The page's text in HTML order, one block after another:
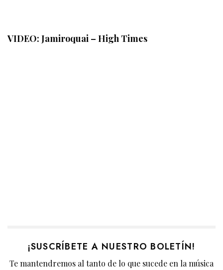
VIDEO: Jamiroquai – High Times
¡SUSCRÍBETE A NUESTRO BOLETÍN!
Te mantendremos al tanto de lo que sucede en la música